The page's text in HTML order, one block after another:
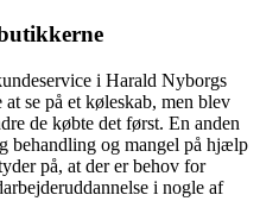
i Harald Nyborgs
se på et køleskab, men blev
de købte det først. En anden
behandling og mangel på hjælp
på, at der er behov for
i nogle af